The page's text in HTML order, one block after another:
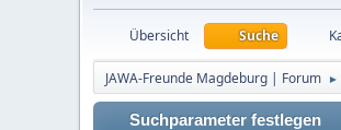
Übersicht Suche
JAWA-Freunde Magdeburg | Forum ►
Suchparameter festlegen